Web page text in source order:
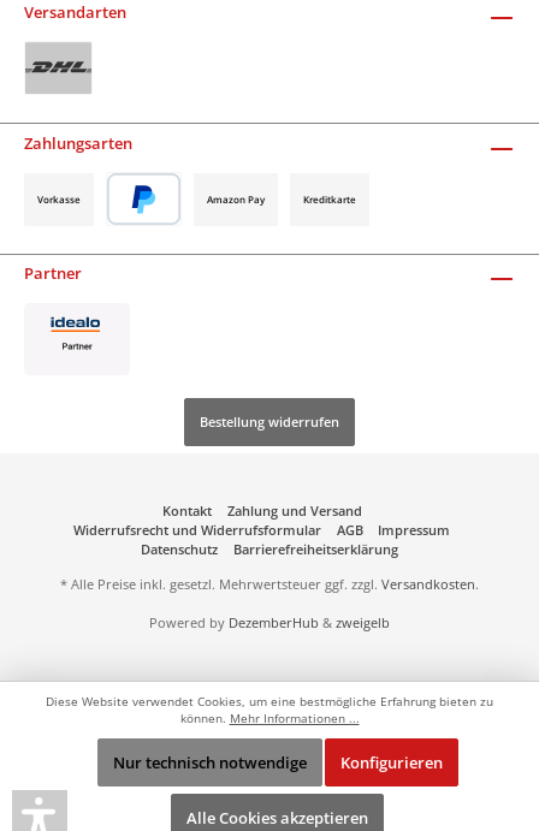
Versandarten
Zahlungsarten
Vorkasse Amazon Pay Kreditkarte
Partner
Bestellung widerrufen
Kontakt
Zahlung und Versand
Widerrufsrecht und Widerrufsformular
AGB
Impressum
Datenschutz
Barrierefreiheitserklärung
* Alle Preise inkl. gesetzl. Mehrwertsteuer ggf. zzgl. Versandkosten.
Powered by DezemberHub & zweigelb
Diese Website verwendet Cookies, um eine bestmögliche Erfahrung bieten zu
können. Mehr Informationen ...
Nur technisch notwendige Konfigurieren
Alle Cookies akzeptieren